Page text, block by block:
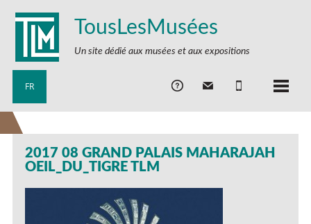
TousLesMusées
Un site dédié aux musées et aux expositions
FR
2017 08 GRAND PALAIS MAHARAJAH
OEIL_DU_TIGRE TLM